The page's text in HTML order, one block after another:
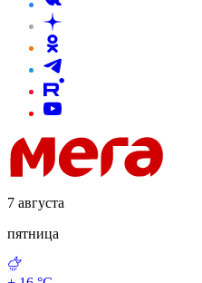
7 августа
пятница